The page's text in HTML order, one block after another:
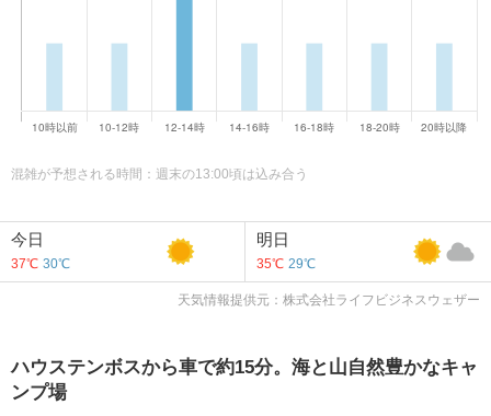
混雑が予想される時間：週末の13:00頃は込み合う
今日
37℃ 30℃
明日
35℃ 29℃
天気情報提供元：株式会社ライフビジネスウェザー
ハウステンボスから車で約15分。海と山自然豊かなキャ
ンプ場